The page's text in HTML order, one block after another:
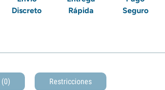
Discreto
Rápida
Seguro
(0) Restricciones